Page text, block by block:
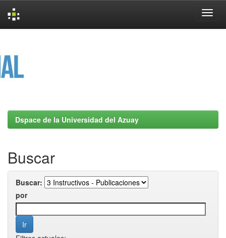
Dspace de la Universidad del Azuay
Buscar
Buscar:
por